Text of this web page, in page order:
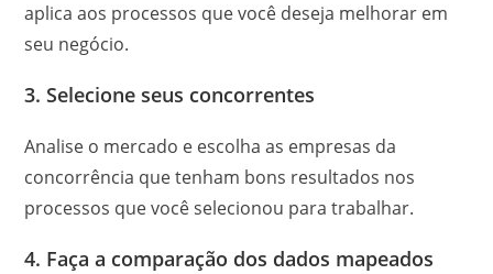
aplica aos processos que você deseja melhorar em
seu negócio.
3. Selecione seus concorrentes
Analise o mercado e escolha as empresas da
concorrência que tenham bons resultados nos
processos que você selecionou para trabalhar.
4. Faça a comparação dos dados mapeados